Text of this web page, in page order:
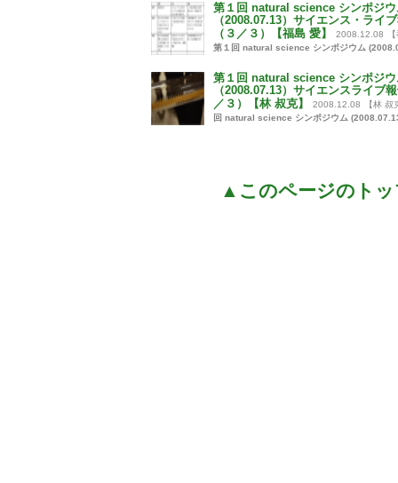
第１回 natural science シンポジウ
（2008.07.13）サイエンス・ライ
（３／３）【福島 愛】
2008.12.08
第１回 natural science シンポジウム
第１回 natural science シンポジウ
（2008.07.13）サイエンスライブ
／３）【林 叔克】
2008.12.08
【林 叔
回 natural science シンポジウム
▲このページのトッ